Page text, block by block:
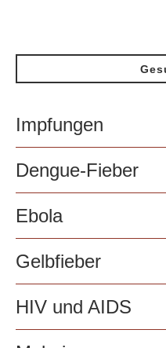
Impfungen
Dengue-Fieber
Ebola
Gelbfieber
HIV und AIDS